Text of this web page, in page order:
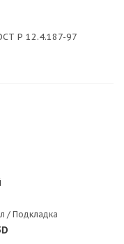
Р 12.4.187-97
/ Подкладка